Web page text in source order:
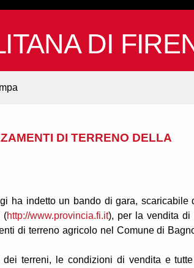
DI
DI TERRENO DELLA
ha indetto un bando di gara, scaricabile
(http://www.provincia.fi.it), per la vendita di
di terreno agricolo nel Comune di
terreni, le condizioni di vendita e